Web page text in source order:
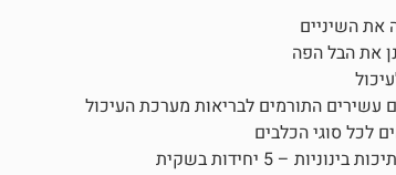
את השיניים
את הבל הפה
עשירים התורמים לבריאות מערכת העיכול
לכל סוגי הכלבים
– 5 יחידות בשקית